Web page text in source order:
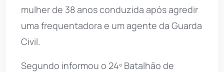
mulher de 38 anos conduzida após agredir
uma frequentadora e um agente da Guarda
Civil.
Segundo informou o 24º Batalhão de